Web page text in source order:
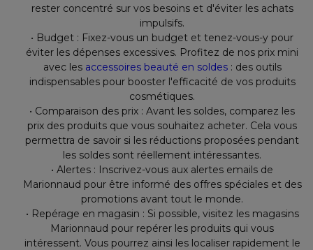
rester concentré sur vos besoins et d'éviter les achats
impulsifs.
• Budget : Fixez-vous un budget et tenez-vous-y pour
éviter les dépenses excessives. Profitez de nos prix mini
avec les accessoires beauté en soldes: des outils
indispensables pour booster l'efficacité de vos produits
cosmétiques.
• Comparaison des prix : Avant les soldes, comparez les
prix des produits que vous souhaitez acheter. Cela vous
permettra de savoir si les réductions proposées pendant
les soldes sont réellement intéressantes.
• Alertes : Inscrivez-vous aux alertes emails de
Marionnaud pour être informé des offres spéciales et des
promotions avant tout le monde.
• Repérage en magasin : Si possible, visitez les magasins
Marionnaud pour repérer les produits qui vous
intéressent. Vous pourrez ainsi les localiser rapidement le